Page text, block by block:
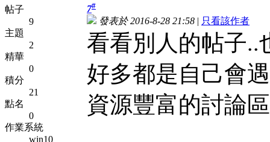
帖子
9
主題
2
精華
0
積分
21
點名
0
作業系統
win10
7#
發表於 2016-8-28 21:58 | 只看該作者
看看別人的帖子..
好多都是自己會
資源豐富的討論